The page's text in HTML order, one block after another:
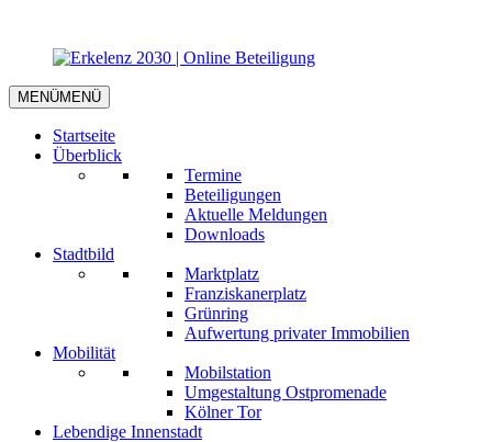
MENÜMENÜ
Startseite
Überblick
Termine
Beteiligungen
Aktuelle Meldungen
Downloads
Stadtbild
Marktplatz
Franziskanerplatz
Grünring
Aufwertung privater Immobilien
Mobilität
Mobilstation
Umgestaltung Ostpromenade
Kölner Tor
Lebendige Innenstadt